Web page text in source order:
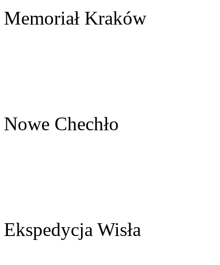
Memoriał Kraków
Nowe Chechło
Ekspedycja Wisła